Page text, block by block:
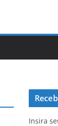
Insira